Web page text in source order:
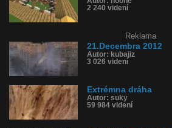
2 240 videní
Reklama
21.Decembra 2012
Autor: kubajiz
3 026 videní
Extrémna dráha
Autor: suky
59 984 videní